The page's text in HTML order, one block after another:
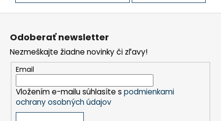
Odoberať newsletter
Nezmeškajte žiadne novinky či zľavy!
Email
Vložením e-mailu súhlasíte s podmienkami
ochrany osobných údajov